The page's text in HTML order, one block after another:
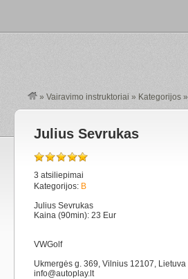
» Vairavimo instruktoriai » Kategorijos »
Julius Sevrukas
3 atsiliepimai
Kategorijos: B
Julius Sevrukas
Kaina (90min): 23 Eur
VWGolf
Ukmergės g. 369, Vilnius 12107, Lietuva
info@autoplay.lt